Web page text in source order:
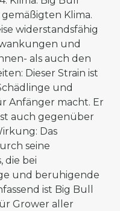
Klima.
widerstandsfähig
und
als auch den
Dieser Strain ist
und
Anfänger macht. Er
auch gegenüber
Das
seine
die bei
und beruhigende
ist Big Bull
Grower aller